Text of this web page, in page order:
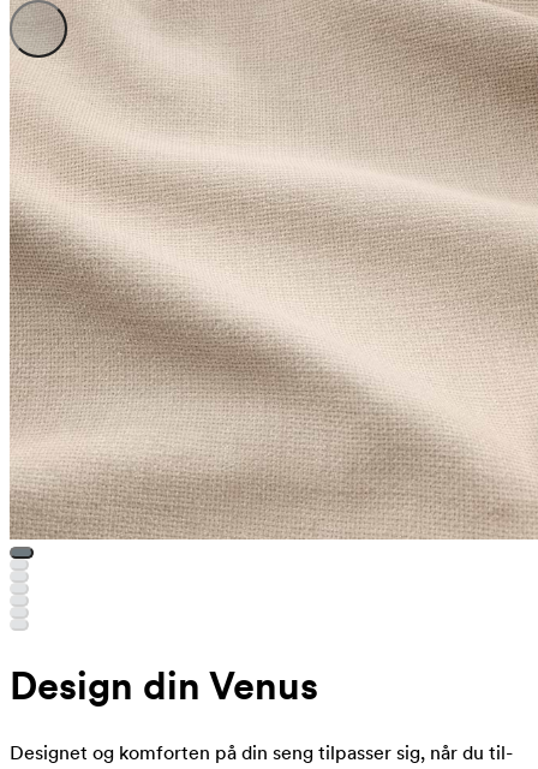
Design din Venus
Designet og komforten på din seng tilpasser sig, når du til-